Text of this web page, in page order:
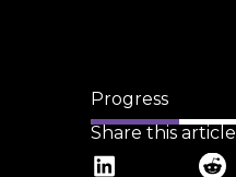
Progress
Share this article